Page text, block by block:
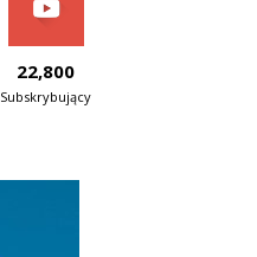
22,800
Subskrybujący